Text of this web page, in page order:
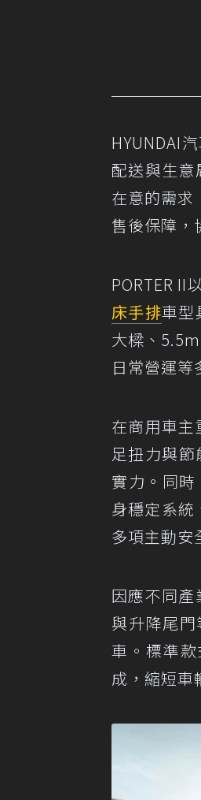
HYUNDAI
配送與生意
在意的需求
售後保障，
PORTER II
床手排車型
大樑、
日常營運等
在商用車主
足扭力與
實力。同時
身穩定系統
多項主動安
因應不同產
與升降尾
車。標準
成，縮短車